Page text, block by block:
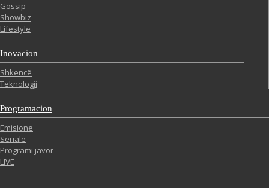
Gossip
Showbiz
Lifestyle
Inovacion
Shkencë
Teknologji
Programacion
Emisione
Seriale
Programi javor
LIVE